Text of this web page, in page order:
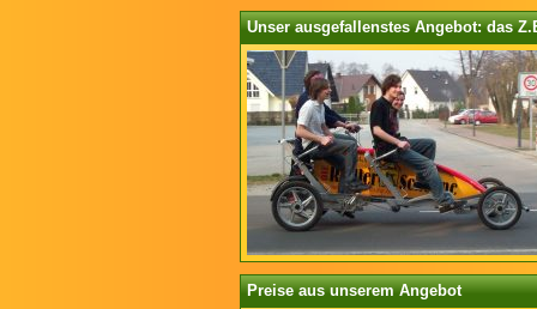
Unser ausgefallenstes Angebot: das
Preise aus unserem Angebot